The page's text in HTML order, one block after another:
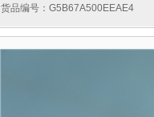
货品编号：G5B67A500EEAE4